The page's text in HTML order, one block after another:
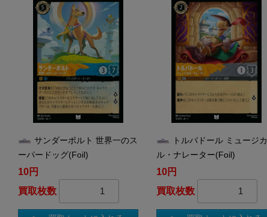
サンダーボルト 世界一のス
ーパードッグ(Foil)
10円
買取枚数
トルバドール ミュージカ
ル・ナレーター(Foil)
10円
買取枚数